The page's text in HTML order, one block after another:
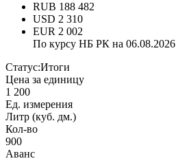
RUB 188 482
USD 2 310
EUR 2 002
По курсу НБ РК на 06.08.2026
Статус:Итоги
Цена за единицу
1 200
Ед. измерения
Литр (куб. дм.)
Кол-во
900
Аванс